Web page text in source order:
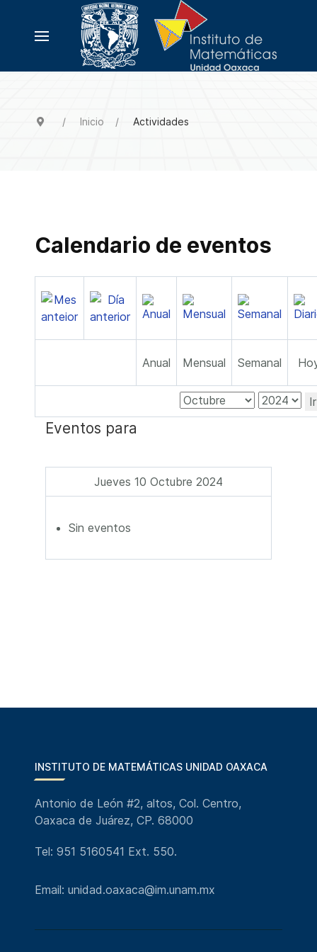
Inicio Actividades
Calendario de eventos
Anual Mensual Semanal
Eventos para
Jueves 10 Octubre 2024
Sin eventos
INSTITUTO DE MATEMÁTICAS UNIDAD OAXACA
Antonio de León #2, altos, Col. Centro,
Oaxaca de Juárez, CP. 68000
Tel: 951 5160541 Ext. 550.
Email: unidad.oaxaca@im.unam.mx